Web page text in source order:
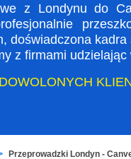
z Londynu do
doświadczona
z firmami
Przeprowadzki Londyn -